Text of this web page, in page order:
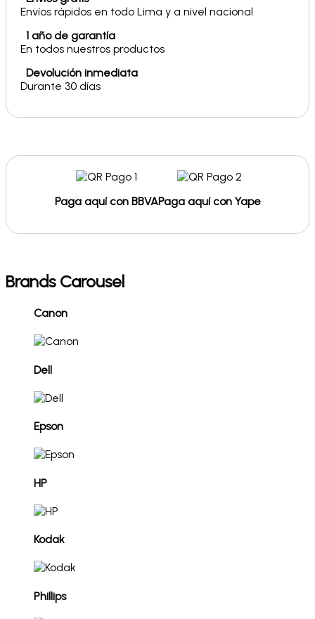
Envíos rápidos en todo Lima y a nivel nacional
1 año de garantía
En todos nuestros productos
Devolución inmediata
Durante 30 días
Paga aquí con BBVAPaga aquí con Yape
Brands Carousel
Canon
Dell
Epson
HP
Kodak
Phillips